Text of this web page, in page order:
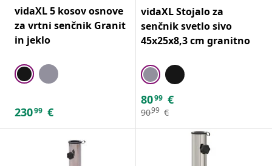
vidaXL 5 kosov osnove
za vrtni senčnik Granit
in jeklo
23099 €
vidaXL Stojalo za
senčnik svetlo sivo
45x25x8,3 cm granitno
8099 €
9099 €